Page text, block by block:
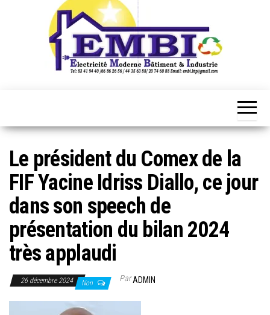
Le président du Comex de la
FIF Yacine Idriss Diallo, ce jour
dans son speech de
présentation du bilan 2024
très applaudi
26 décembre 2024 Non ParADMIN